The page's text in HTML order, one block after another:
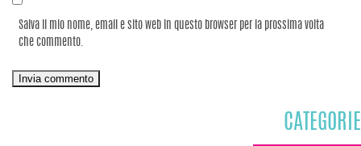
Salva il mio nome, email e sito web in questo browser per la prossima volta
che commento.
CATEGORIE